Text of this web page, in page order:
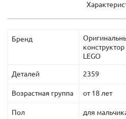
Бренд
конструктор
LEGO
Деталей 2359
Возрастная группа от 18 лет
Пол для